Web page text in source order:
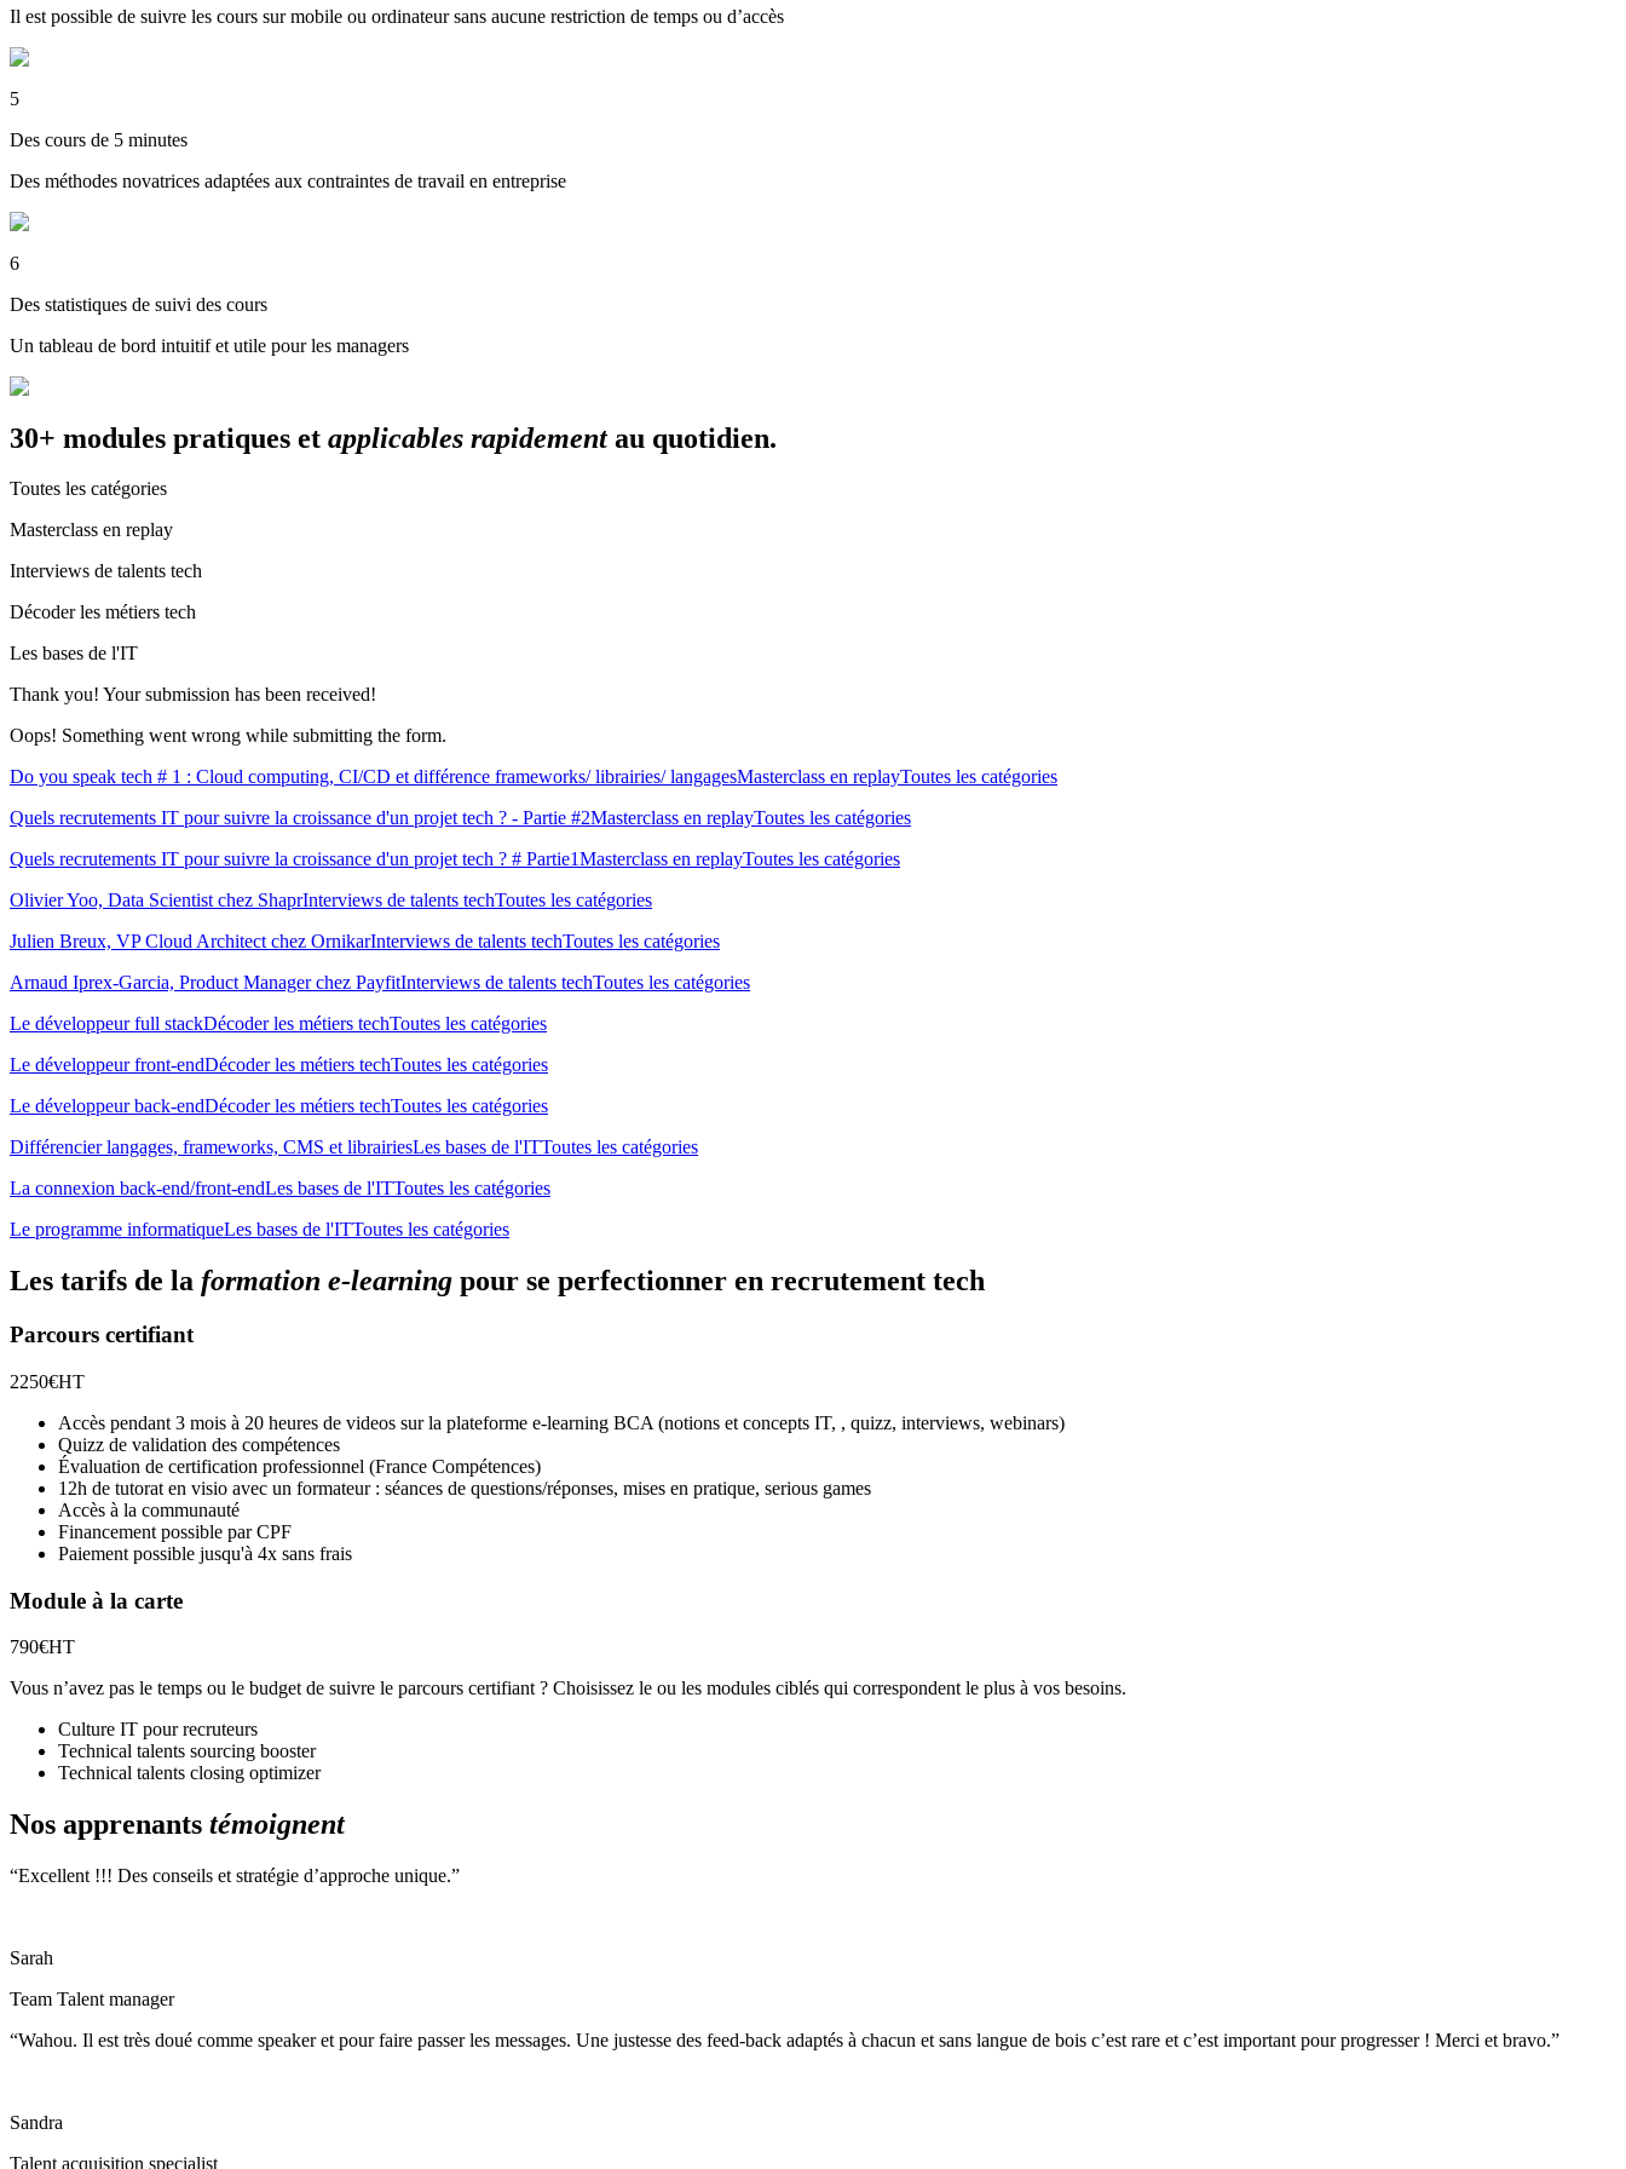
Il est possible de suivre les cours sur mobile ou ordinateur sans aucune restriction de temps ou d’accès
5
Des cours de 5 minutes
Des méthodes novatrices adaptées aux contraintes de travail en entreprise
6
Des statistiques de suivi des cours
Un tableau de bord intuitif et utile pour les managers
30+ modules pratiques et applicables rapidementau quotidien.
Toutes les catégories
Masterclass en replay
Interviews de talents tech
Décoder les métiers tech
Les bases de l'IT
Thank you! Your submission has been received!
Oops! Something went wrong while submitting the form.
Do you speak tech # 1 : Cloud computing, CI/CD et différence frameworks/ librairies/ langagesMasterclass en replayToutes les catégories
Quels recrutements IT pour suivre la croissance d'un projet tech ? - Partie #2Masterclass en replayToutes les catégories
Quels recrutements IT pour suivre la croissance d'un projet tech ? # Partie1Masterclass en replayToutes les catégories
Olivier Yoo, Data Scientist chez ShaprInterviews de talents techToutes les catégories
Julien Breux, VP Cloud Architect chez OrnikarInterviews de talents techToutes les catégories
Arnaud Iprex-Garcia, Product Manager chez PayfitInterviews de talents techToutes les catégories
Le développeur full stackDécoder les métiers techToutes les catégories
Le développeur front-endDécoder les métiers techToutes les catégories
Le développeur back-endDécoder les métiers techToutes les catégories
Différencier langages, frameworks, CMS et librairiesLes bases de l'ITToutes les catégories
La connexion back-end/front-endLes bases de l'ITToutes les catégories
Le programme informatiqueLes bases de l'ITToutes les catégories
Les tarifs de la formation e-learning pour se perfectionner en recrutement tech
Parcours certifiant
2250€HT
Accès pendant 3 mois à 20 heures de videos sur la plateforme e-learning BCA (notions et concepts IT, , quizz, interviews, webinars)
Quizz de validation des compétences
Évaluation de certification professionnel (France Compétences)
12h de tutorat en visio avec un formateur : séances de questions/réponses, mises en pratique, serious games
Accès à la communauté
Financement possible par CPF
Paiement possible jusqu'à 4x sans frais
Module à la carte
790€HT
Vous n’avez pas le temps ou le budget de suivre le parcours certifiant ? Choisissez le ou les modules ciblés qui correspondent le plus à vos besoins.
Culture IT pour recruteurs
Technical talents sourcing booster
Technical talents closing optimizer
Nos apprenants témoignent
“Excellent !!! Des conseils et stratégie d’approche unique.”
Sarah
Team Talent manager
“Wahou. Il est très doué comme speaker et pour faire passer les messages. Une justesse des feed-back adaptés à chacun et sans langue de bois c’est rare et c’est important pour progresser ! Merci et bravo.”
Sandra
Talent acquisition specialist